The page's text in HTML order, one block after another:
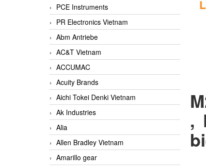
PCE Instruments
PR Electronics Vietnam
Abm Antriebe
AC&T Vietnam
ACCUMAC
Acuity Brands
Aichi Tokei Denki Vietnam
Ak Industries
Alia
Allen Bradley Vietnam
Amarillo gear
,